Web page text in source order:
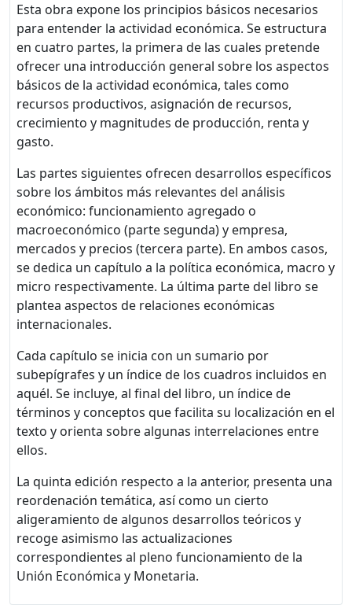
Esta obra expone los principios básicos necesarios
para entender la actividad económica. Se estructura
en cuatro partes, la primera de las cuales pretende
ofrecer una introducción general sobre los aspectos
básicos de la actividad económica, tales como
recursos productivos, asignación de recursos,
crecimiento y magnitudes de producción, renta y
gasto.
Las partes siguientes ofrecen desarrollos específicos
sobre los ámbitos más relevantes del análisis
económico: funcionamiento agregado o
macroeconómico (parte segunda) y empresa,
mercados y precios (tercera parte). En ambos casos,
se dedica un capítulo a la política económica, macro y
micro respectivamente. La última parte del libro se
plantea aspectos de relaciones económicas
internacionales.
Cada capítulo se inicia con un sumario por
subepígrafes y un índice de los cuadros incluidos en
aquél. Se incluye, al final del libro, un índice de
términos y conceptos que facilita su localización en el
texto y orienta sobre algunas interrelaciones entre
ellos.
La quinta edición respecto a la anterior, presenta una
reordenación temática, así como un cierto
aligeramiento de algunos desarrollos teóricos y
recoge asimismo las actualizaciones
correspondientes al pleno funcionamiento de la
Unión Económica y Monetaria.